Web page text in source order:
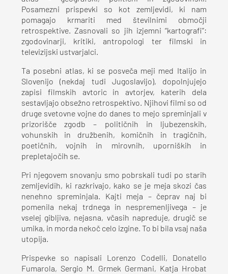
Posamezni prispevki so kot zemljevidi, ki nam
pomagajo krmariti med številnimi območji
retrospektive. Zasnovali so jih izjemni “kartografi”:
zgodovinarji, kritiki, antropologi ter filmski in
televizijski ustvarjalci.
Ta posebni atlas, ki se posveča meji med Italijo in
Slovenijo (nekdaj tudi Jugoslavijo), dopolnjujejo
zapisi filmskih avtoric in avtorjev, katerih dela
sestavljajo obsežno retrospektivo. Njihovi filmi so od
druge svetovne vojne do danes to mejo spreminjali v
prizorišče zgodb – političnih in ljubezenskih,
vohunskih in družbenih, komičnih in tragičnih,
poetičnih, vojnih in mirovnih, uporniških in
prepletajočih se.
Pri njegovem snovanju smo pobrskali tudi po starih
zemljevidih, ki razkrivajo, kako se je meja skozi čas
nenehno spreminjala. Kajti meja – čeprav naj bi
pomenila nekaj trdnega in nespremenljivega – je
vselej gibljiva, nejasna, včasih napreduje, drugič se
umika, in morda nekoč celo izgine. To bi bila vsaj naša
utopija.
Prispevke so napisali Lorenzo Codelli, Donatello
Fumarola, Sergio M. Grmek Germani, Katja Hrobat